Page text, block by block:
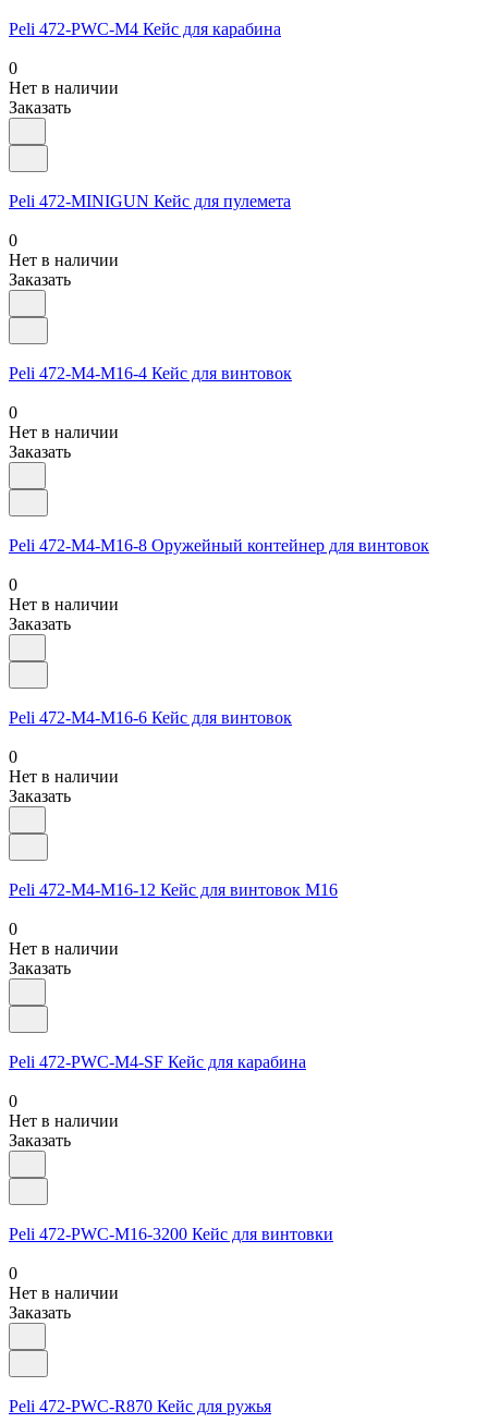
Peli 472-PWC-M4 Кейс для карабина
0
Нет в наличии
Заказать
Peli 472-MINIGUN Кейс для пулемета
0
Нет в наличии
Заказать
Peli 472-M4-M16-4 Кейс для винтовок
0
Нет в наличии
Заказать
Peli 472-M4-M16-8 Оружейный контейнер для винтовок
0
Нет в наличии
Заказать
Peli 472-M4-M16-6 Кейс для винтовок
0
Нет в наличии
Заказать
Peli 472-M4-M16-12 Кейс для винтовок M16
0
Нет в наличии
Заказать
Peli 472-PWC-M4-SF Кейс для карабина
0
Нет в наличии
Заказать
Peli 472-PWC-M16-3200 Кейс для винтовки
0
Нет в наличии
Заказать
Peli 472-PWC-R870 Кейс для ружья